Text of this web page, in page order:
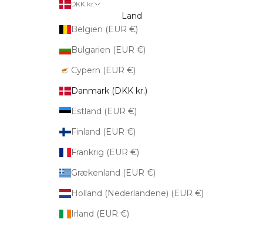
DKK kr.
Land
Belgien (EUR €)
Bulgarien (EUR €)
Cypern (EUR €)
Danmark (DKK kr.)
Estland (EUR €)
Finland (EUR €)
Frankrig (EUR €)
Grækenland (EUR €)
Holland (Nederlandene) (EUR €)
Irland (EUR €)